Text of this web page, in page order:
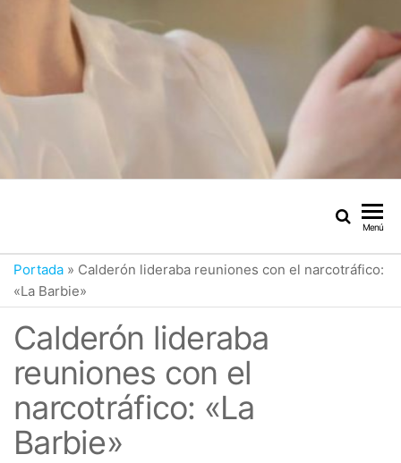
Menú
Portada » Calderón lideraba reuniones con el narcotráfico:
«La Barbie»
Calderón lideraba
reuniones con el
narcotráfico: «La
Barbie»